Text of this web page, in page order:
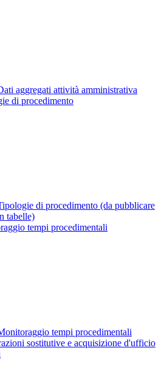
aggregati attività amministrativa
di procedimento
di procedimento (da pubblicare
tabelle)
tempi procedimentali
tempi procedimentali
sostitutive e acquisizione d'ufficio